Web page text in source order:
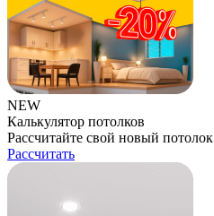
NEW
Калькулятор потолков
Рассчитайте свой новый потолок
Рассчитать